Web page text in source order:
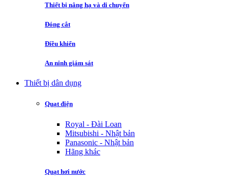
Thiết bị nâng hạ và di chuyển
Đóng cắt
Điều khiển
An ninh giám sát
Thiết bị dân dụng
Quạt điện
Royal - Đài Loan
Mitsubishi - Nhật bản
Panasonic - Nhật bản
Hãng khác
Quạt hơi nước